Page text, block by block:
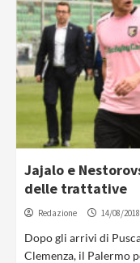
Jajalo e
delle trattative
Redazione 14/08/
Dopo gli arrivi di
Clemenza, il Palermo